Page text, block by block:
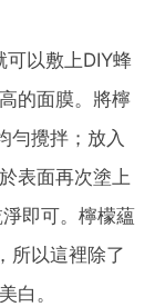
可以敷上DIY蜂
的面膜。將檸
勻攪拌；放入
表面再次塗上
即可。檸檬蘊
所以這裡除了
白。